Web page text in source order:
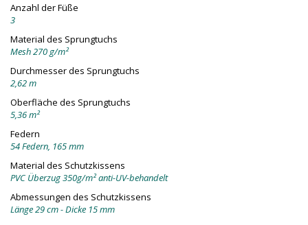
Anzahl der Füße
3
Material des Sprungtuchs
Mesh 270 g/m²
Durchmesser des Sprungtuchs
2,62 m
Oberfläche des Sprungtuchs
5,36 m²
Federn
54 Federn, 165 mm
Material des Schutzkissens
PVC Überzug 350g/m² anti-UV-behandelt
Abmessungen des Schutzkissens
Länge 29 cm - Dicke 15 mm